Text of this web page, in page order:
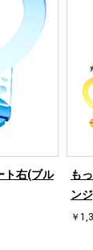
ト右(ブル
も
ン
￥